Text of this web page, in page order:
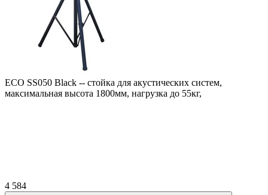
ECO SS050 Black -- cтойка для акустических систем,
максимальная высота 1800мм, нагрузка до 55кг,
4 584